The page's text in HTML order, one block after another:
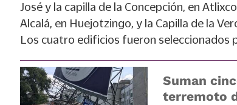
José y la capilla de la Concepción, en
Alcalá, en Huejotzingo, y la Capilla de la
Los cuatro edificios fueron seleccionados
Suman
terremoto